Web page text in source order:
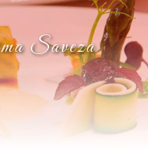
Saveza